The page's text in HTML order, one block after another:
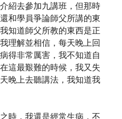
紹去參加九講班，但那時
和學員爭論師父所講的東
知道師父所教的東西是正
理解並相信，每天晚上回
得非常厲害，我不知道自
這最艱難的時候，我又失
晚上去聽講法，我知道我
時，我還是經常生病，不